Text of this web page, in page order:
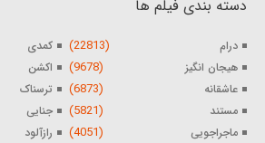
دسته بندی فیلم ها
درام (22813) کمدی
هیجان انگیز (9678) اکشن
عاشقانه (6873) ترسناک
مستند (5821) جنایی
ماجراجویی (4051) رازآلود